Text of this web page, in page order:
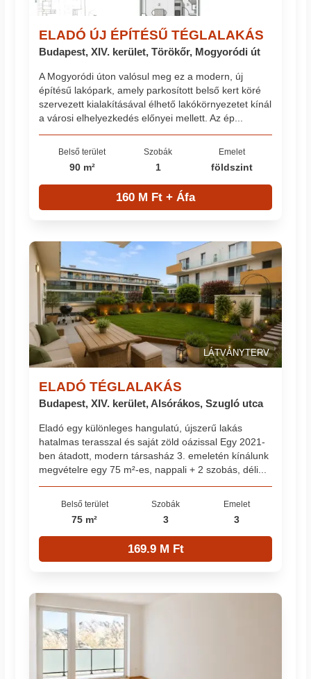
ELADÓ ÚJ ÉPÍTÉSŰ TÉGLALAKÁS
Budapest, XIV. kerület, Törökőr, Mogyoródi út
A Mogyoródi úton valósul meg ez a modern, új
építésű lakópark, amely parkosított belső kert köré
szervezett kialakításával élhető lakókörnyezetet kínál
a városi elhelyezkedés előnyei mellett. Az ép...
Belső terület
90 m²
Szobák
1
Emelet
földszint
160 M Ft + Áfa
LÁTVÁNYTERV
ELADÓ TÉGLALAKÁS
Budapest, XIV. kerület, Alsórákos, Szugló utca
Eladó egy különleges hangulatú, újszerű lakás
hatalmas terasszal és saját zöld oázissal Egy 2021-
ben átadott, modern társasház 3. emeletén kínálunk
megvételre egy 75 m²-es, nappali + 2 szobás, déli...
Belső terület
75 m²
Szobák
3
Emelet
3
169.9 M Ft